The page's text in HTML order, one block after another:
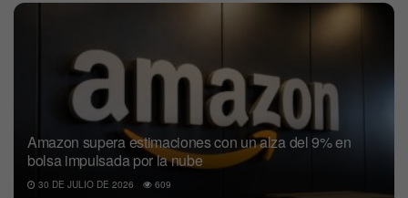
Amazon supera estimaciones con un alza del 9% en
bolsa impulsada por la nube
30 DE JULIO DE 2026 609